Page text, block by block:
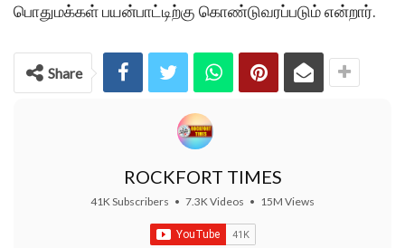
பொதுமக்கள் பயன்பாட்டிற்கு கொண்டுவரப்படும் என்றார்.
Share
ROCKFORT TIMES
41K Subscribers • 7.3K Videos • 15M Views